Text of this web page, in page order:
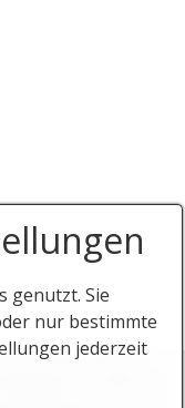
genutzt. Sie
nur bestimmte
jederzeit